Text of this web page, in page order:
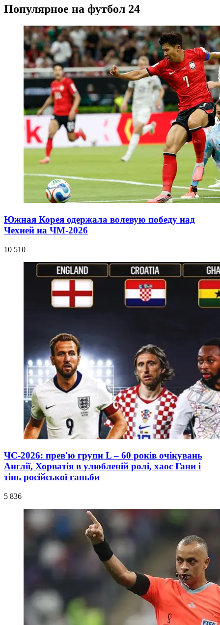
Популярное на футбол 24
Южная Корея одержала волевую победу над
Чехией на ЧМ-2026
10 510
ЧС-2026: прев'ю групи L – 60 років очікувань
Англії, Хорватія в улюбленій ролі, хаос Гани і
тінь російської ганьби
5 836